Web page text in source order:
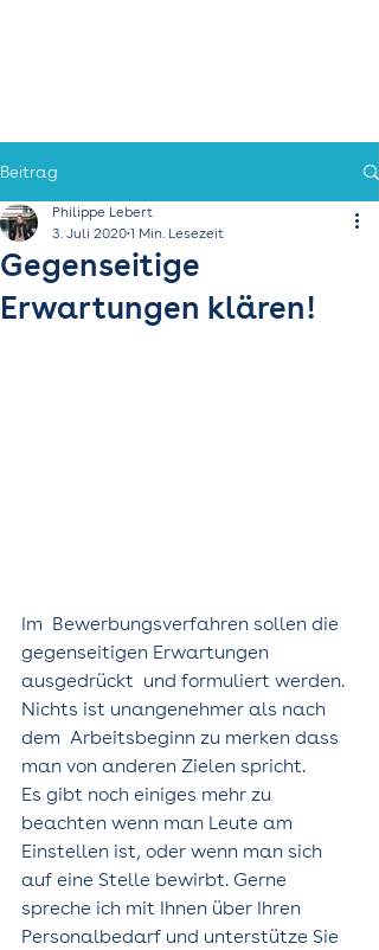
Beitrag
Gegenseitige
Erwartungen klären!
Philippe Lebert
3. Juli 2020 1 Min. Lesezeit
Im  Bewerbungsverfahren sollen die
gegenseitigen Erwartungen
ausgedrückt  und formuliert werden.
Nichts ist unangenehmer als nach
dem  Arbeitsbeginn zu merken dass
man von anderen Zielen spricht.
Es gibt noch einiges mehr zu
beachten wenn man Leute am
Einstellen ist, oder wenn man sich
auf eine Stelle bewirbt. Gerne
spreche ich mit Ihnen über Ihren
Personalbedarf und unterstütze Sie